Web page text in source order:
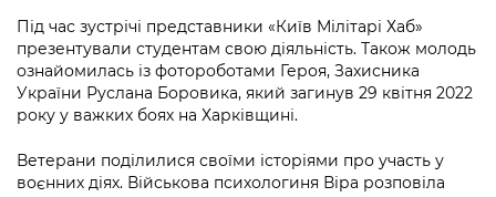
Статистика
Звернення громадян
Регуляторна діяльність
Промисловість і наука Києва
Безпека та правопорядок
Ритуальні послуги
Пам'ятки культурної спадщини
Допомога учасникам АТО
Рада з питань внутрішньо переміщених
осіб при Київській міській військовій
Порядок оскарження рішень, дій чи
бездіяльності розпорядників інформації
Звіти про опрацювання запитів на
публічну інформацію
Інформація для споживачів
Зйомки в лікарнях в умовах воєнного
стану / Rules for media coverage of
hospitals at work under martial law
Контакти для медіа / Contacts for mass
Під час зустрічі представники «Київ Мілітарі Хаб»
презентували студентам свою діяльність. Також молодь
ознайомилась із фотороботами Героя, Захисника
України Руслана Боровика, який загинув 29 квітня 2022
року у важких боях на Харківщині.
Ветерани поділилися своїми історіями про участь у
воєнних діях. Військова психологиня Віра розповіла